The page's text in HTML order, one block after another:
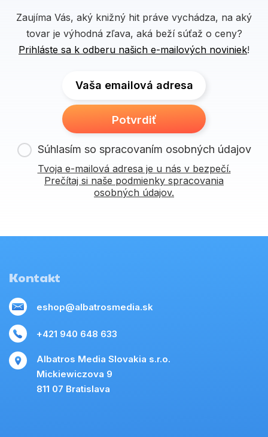
Zaujíma Vás, aký knižný hit práve vychádza, na aký
tovar je výhodná zľava, aká beží súťaž o ceny?
Prihláste sa k odberu našich e-mailových noviniek!
Vaša emailová adresa
Potvrdiť
Súhlasím so spracovaním osobných údajov
Tvoja e-mailová adresa je u nás v bezpečí.
Prečítaj si naše podmienky spracovania
osobných údajov.
Kontakt
eshop@albatrosmedia.sk
+421 940 648 633
Albatros Media Slovakia s.r.o.
Mickiewiczova 9
811 07 Bratislava